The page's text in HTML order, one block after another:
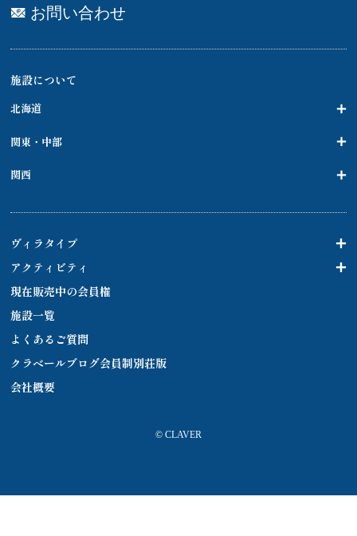
お問い合わせ
施設について
北海道
関東・中部
関西
ヴィラタイプ
アクティビティ
現在販売中の会員権
施設一覧
よくあるご質問
クラベールブログ会員制別荘版
会社概要
© CLAVER